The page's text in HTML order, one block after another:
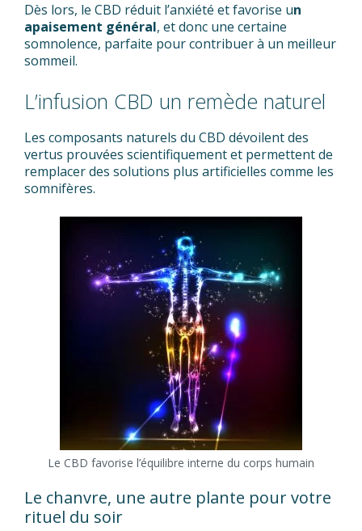
Dès lors, le CBD réduit l’anxiété et favorise un
apaisement général, et donc une certaine
somnolence, parfaite pour contribuer à un meilleur
sommeil.
L’infusion CBD un remède naturel
Les composants naturels du CBD dévoilent des
vertus prouvées scientifiquement et permettent de
remplacer des solutions plus artificielles comme les
somnifères.
Le CBD favorise l’équilibre interne du corps humain
Le chanvre, une autre plante pour votre
rituel du soir